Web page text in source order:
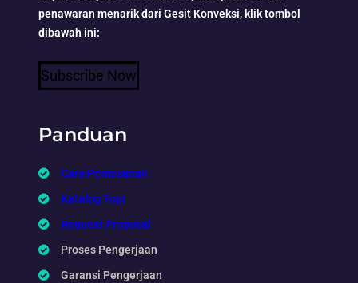
penawaran menarik dari Gesit Konveksi, klik tombol
dibawah ini:
Subscribe Now
Panduan
Cara Pemesanan
Katalog Topi
Request Proposal
Proses Pengerjaan
Garansi Pengerjaan